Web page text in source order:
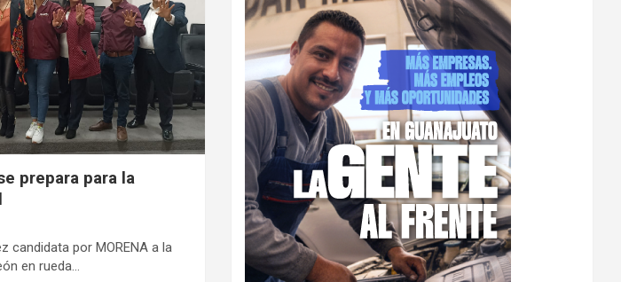
prepara para la
candidata por MORENA a la
en rueda…